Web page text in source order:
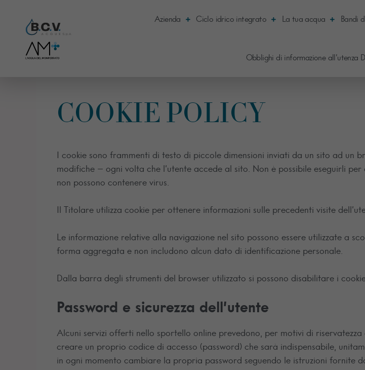
Azienda Ciclo idrico integrato La tua acqua Bandi
Obblighi di informazione all’utenza
COOKIE POLICY
I cookie sono frammenti di testo di piccole dimensioni inviati da un sito ad un
modifiche – ogni volta che l’utente accede al sito. Non è possibile eseguirli
non possono contenere virus.
Il Titolare utilizza cookie per ottenere informazioni sulle precedenti visite
Le informazione relative alla navigazione nel sito possono essere utilizzate a
forma aggregata e non includono alcun dato di identificazione personale.
Dalla barra degli strumenti del browser utilizzato si possono disabilitare i
Password e sicurezza dell’utente
Alcuni servizi offerti nello sportello online prevedono, per motivi di
creare un proprio codice di accesso (password) che sarà indispensabile,
in ogni momento cambiare la propria password seguendo le istruzioni fornite